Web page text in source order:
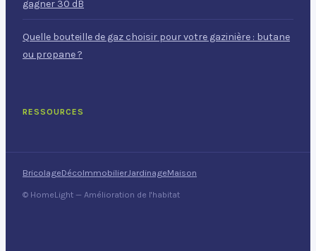
gagner 30 dB
Quelle bouteille de gaz choisir pour votre gazinière : butane
ou propane ?
RESSOURCES
BricolageDécoImmobilierJardinageMaison
© HomeLight — Amélioration de l'habitat